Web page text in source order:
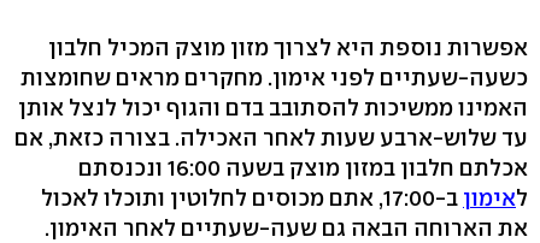
אפשרות נוספת היא לצרוך מזון מוצק המכיל חלבון
כשעה-שעתיים לפני אימון. מחקרים מראים שחומצות
האמינו ממשיכות להסתובב בדם והגוף יכול לנצל אותן
עד שלוש-ארבע שעות לאחר האכילה. בצורה כזאת, אם
אכלתם חלבון במזון מוצק בשעה 16:00 ונכנסתם
לאימון
ב-17:00, אתם מכוסים לחלוטין ותוכלו לאכול
את הארוחה הבאה גם שעה-שעתיים לאחר האימון.